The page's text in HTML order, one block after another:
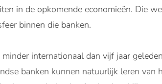
in de opkomende economieën. Die
binnen die banken.
internationaal dan vijf jaar
banken kunnen natuurlijk leren van